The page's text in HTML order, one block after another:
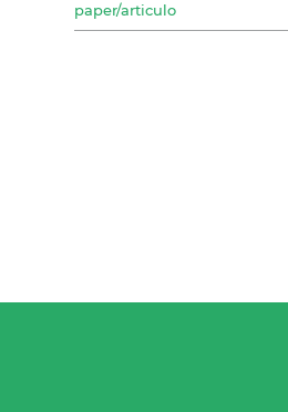
paper/articulo